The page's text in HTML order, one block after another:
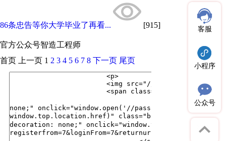
86条忠告等你大学毕业了再看... [915]
官方公众号智造工程师
客服
小程序
公众号
首页 上一页 1 2 3 4 5 6 7 8 下一页 尾页